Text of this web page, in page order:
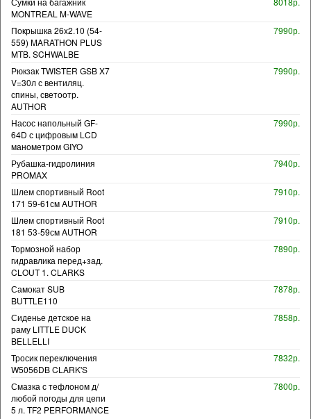
MONTREAL M-WAVE
Покрышка 26x2.10 (54-
559) MARATHON PLUS
MTB. SCHWALBE
7990р.
Рюкзак TWISTER GSB X7
V=30л с вентиляц.
спины, светоотр.
AUTHOR
7990р.
Насос напольный GF-
64D с цифровым LCD
манометром GIYO
7990р.
Рубашка-гидролиния
PROMAX
7940р.
Шлем спортивный Root
171 59-61см AUTHOR
7910р.
Шлем спортивный Root
181 53-59см AUTHOR
7910р.
Тормозной набор
гидравлика перед+зад.
CLOUT 1. CLARKS
7890р.
Самокат SUB
BUTTLE110
7878р.
Сиденье детское на
раму LITTLE DUCK
BELLELLI
7858р.
Тросик переключения
W5056DB CLARK'S
7832р.
Смазка с тефлоном д/
любой погоды для цепи
5 л. TF2 PERFORMANCE
7800р.